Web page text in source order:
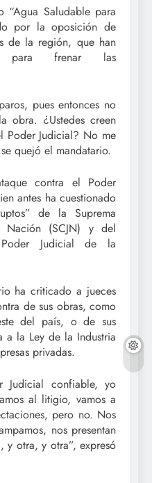
“Agua Saludable para
por la oposición de
de la región, que han
para frenar las
pues entonces no
obra. ¿Ustedes creen
Poder Judicial? No me
quejó el mandatario.
contra el Poder
antes ha cuestionado
de la Suprema
(SCJN) y del
Judicial de la
ha criticado a jueces
de sus obras, como
del país, o de sus
a la Ley de la Industria
privadas.
Judicial confiable, yo
al litigio, vamos a
pero no. Nos
nos presentan
y otra, y otra”, expresó